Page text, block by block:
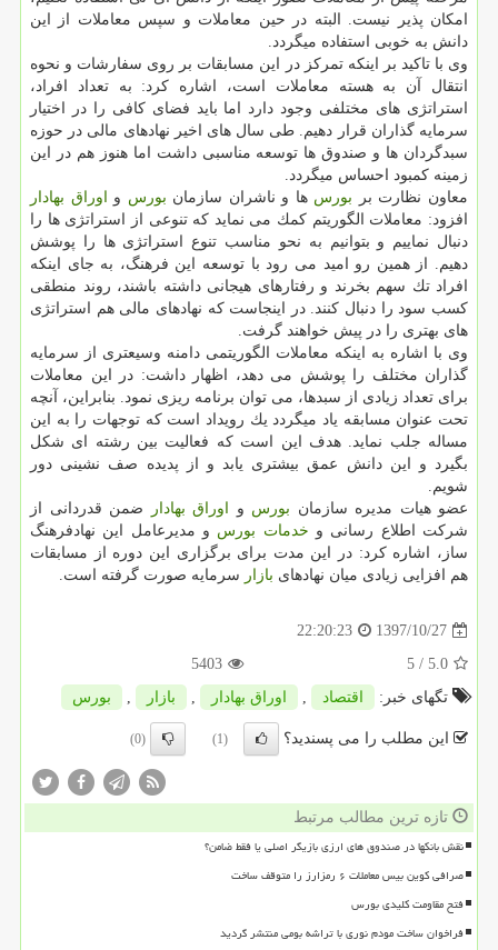
امكان پذیر نیست. البته در حین معاملات و سپس معاملات از این
دانش به خوبی استفاده میگردد.
وی با تاكید بر اینكه تمركز در این مسابقات بر روی سفارشات و نحوه
انتقال آن به هسته معاملات است، اشاره كرد: به تعداد افراد،
استراتژی های مختلفی وجود دارد اما باید فضای كافی را در اختیار
سرمایه گذاران قرار دهیم. طی سال های اخیر نهادهای مالی در حوزه
سبدگردان ها و صندوق ها توسعه مناسبی داشت اما هنوز هم در این
زمینه كمبود احساس میگردد.
معاون نظارت بر بورس ها و ناشران سازمان بورس و اوراق بهادار
افزود: معاملات الگوریتم كمك می نماید كه تنوعی از استراتژی ها را
دنبال نماییم و بتوانیم به نحو مناسب تنوع استراتژی ها را پوشش
دهیم. از همین رو امید می رود با توسعه این فرهنگ، به جای اینكه
افراد تك سهم بخرند و رفتارهای هیجانی داشته باشند، روند منطقی
كسب سود را دنبال كنند. در اینجاست كه نهادهای مالی هم استراتژی
های بهتری را در پیش خواهند گرفت.
وی با اشاره به اینكه معاملات الگوریتمی دامنه وسیعتری از سرمایه
گذاران مختلف را پوشش می دهد، اظهار داشت: در این معاملات
برای تعداد زیادی از سبدها، می توان برنامه ریزی نمود. بنابراین، آنچه
تحت عنوان مسابقه یاد میگردد یك رویداد است كه توجهات را به این
مساله جلب نماید. هدف این است كه فعالیت بین رشته ای شكل
بگیرد و این دانش عمق بیشتری یابد و از پدیده صف نشینی دور
شویم.
عضو هیات مدیره سازمان بورس و اوراق بهادار
ضمن قدردانی از
شركت اطلاع رسانی و خدمات بورس و مدیرعامل این نهادفرهنگ
ساز، اشاره كرد: در این مدت برای برگزاری این دوره از مسابقات
هم افزایی زیادی میان نهادهای بازار سرمایه صورت گرفته است.
1397/10/27
22:20:23
5.0
/ 5
5403
تگهای خبر:
اقتصاد , اوراق بهادار , بازار , بورس
این مطلب را می پسندید؟ (1)
(0)
تازه ترین مطالب مرتبط
نقش بانکها در صندوق های ارزی بازیگر اصلی یا فقط ضامن؟
صرافی کوین بیس معاملات ۶ رمزارز را متوقف ساخت
فتح مقاومت کلیدی بورس
فراخوان ساخت مودم نوری با تراشه بومی منتشر گردید